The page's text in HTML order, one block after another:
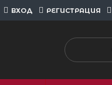
ВХОД РЕГИСТРАЦИЯ